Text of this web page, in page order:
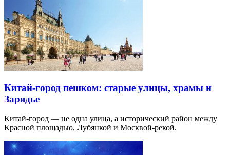
Китай-город пешком: старые улицы, храмы и
Зарядье
Китай-город — не одна улица, а исторический район между
Красной площадью, Лубянкой и Москвой-рекой.